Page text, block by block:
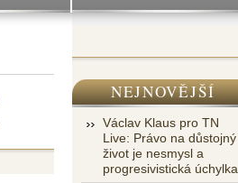
NEJNOVĚJŠÍ
Václav Klaus pro TN
Live: Právo na důstojný
život je nesmysl a
progresivistická úchylka